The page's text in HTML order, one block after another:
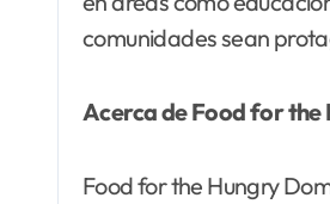
comunidades sean
Acerca de Food for
Food for the Hungry